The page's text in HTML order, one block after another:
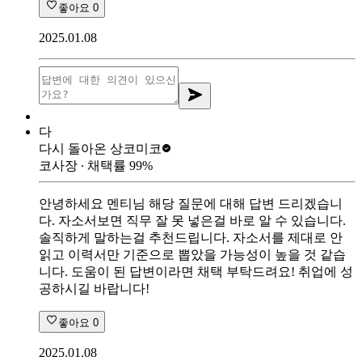
좋아요 0
2025.01.08
다
다시 돌아온 상코미코
코사장 ∙ 채택률 99%
안녕하세요 멘티님 해당 질문에 대해 답변 드리겠습니
다. 자소서보면 직무 잘 못 넣은걸 바로 알 수 있습니다.
솔직하게 말하는걸 추천드립니다. 자소서를 제대로 안
읽고 이력서만 기준으로 뽑았을 가능성이 높을 것 같습
니다. 도움이 된 답변이라면 채택 부탁드려요! 취업에 성
공하시길 바랍니다!
좋아요 0
2025.01.08